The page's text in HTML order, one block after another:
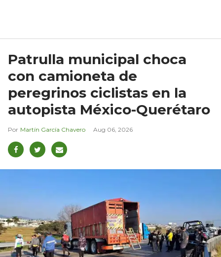
Patrulla municipal choca
con camioneta de
peregrinos ciclistas en la
autopista México-Querétaro
Martín García Chavero Aug 06, 2026